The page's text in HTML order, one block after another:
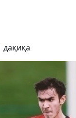
дақиқа